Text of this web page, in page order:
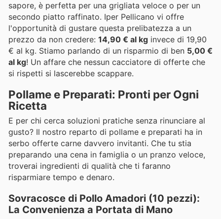
sapore, è perfetta per una grigliata veloce o per un
secondo piatto raffinato. Iper Pellicano vi offre
l'opportunità di gustare questa prelibatezza a un
prezzo da non credere: 14,90 € al kg invece di 19,90
€ al kg. Stiamo parlando di un risparmio di ben 5,00 €
al kg! Un affare che nessun cacciatore di offerte che
si rispetti si lascerebbe scappare.
Pollame e Preparati: Pronti per Ogni
Ricetta
E per chi cerca soluzioni pratiche senza rinunciare al
gusto? Il nostro reparto di pollame e preparati ha in
serbo offerte carne davvero invitanti. Che tu stia
preparando una cena in famiglia o un pranzo veloce,
troverai ingredienti di qualità che ti faranno
risparmiare tempo e denaro.
Sovracosce di Pollo Amadori (10 pezzi):
La Convenienza a Portata di Mano